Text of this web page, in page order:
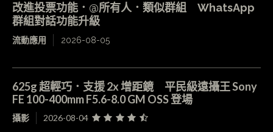
改進投票功能．@所有人．類似群組 WhatsApp
群組對話功能升級
流動應用 2026-08-05
625g 超輕巧．支援 2x 增距鏡 平民級遠攝王 Sony
FE 100-400mm F5.6-8.0 GM OSS 登場
攝影 2026-08-04